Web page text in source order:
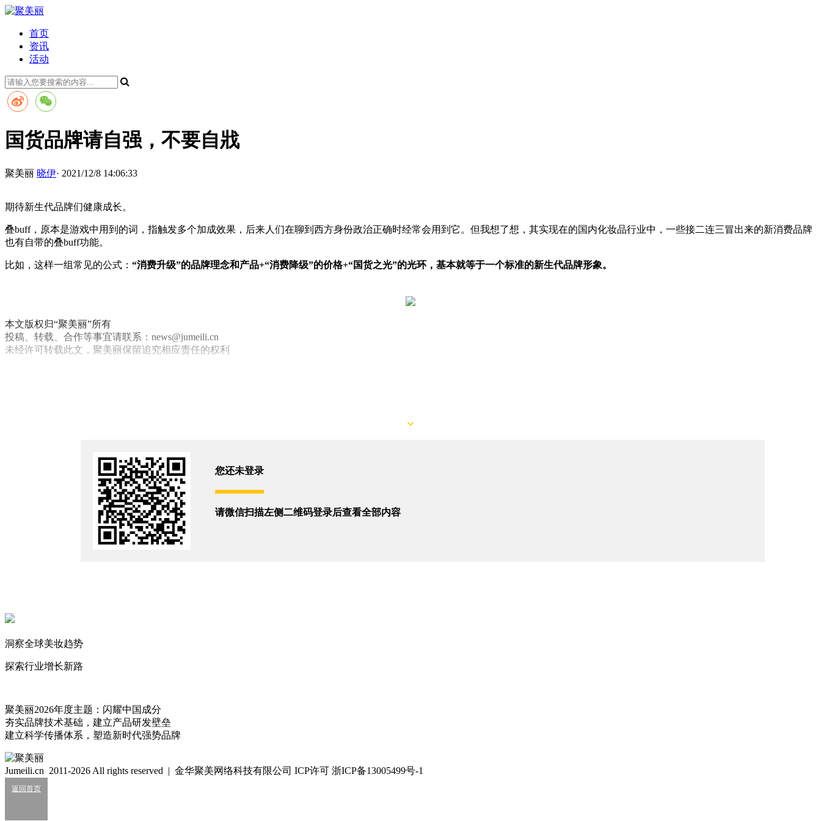
首页
资讯
活动
国货品牌请自强，不要自戕
聚美丽 晓伊· 2021/12/8 14:06:33
期待新生代品牌们健康成长。
叠buff，原本是游戏中用到的词，指触发多个加成效果，后来人们在聊到西方身份政治正确时经常会用到它。但我想了想，其实现在的国内化妆品行业中，一些接二连三冒出来的新消费品牌
也有自带的叠buff功能。
比如，这样一组常见的公式： “消费升级”的品牌理念和产品+“消费降级”的价格+“国货之光”的光环，基本就等于一个标准的新生代品牌形象。
本文版权归“聚美丽”所有
投稿、转载、合作等事宜请联系：news@jumeili.cn
未经许可转载此文，聚美丽保留追究相应责任的权利
打开微信扫码登录
200-300元：国货美妆的宿命牢笼？
2026/5/23
林清轩首次挤上榜！国货美妆TOP榜迎巨变
165
细胞级抗衰：功效护肤的下一轮大风口？
2026/07/24
业绩大涨，皮肤科巨头杀入全球美妆十强？
2026/07/24
您还未登录
请微信扫描左侧二维码登录后查看全部内容
洞察全球美妆趋势
探索行业增长新路
聚美丽2026年度主题：闪耀中国成分
夯实品牌技术基础，建立产品研发壁垒
建立科学传播体系，塑造新时代强势品牌
Jumeili.cn 2011-2026 All rights reserved | 金华聚美网络科技有限公司 ICP许可 浙ICP备13005499号-1
返回首页